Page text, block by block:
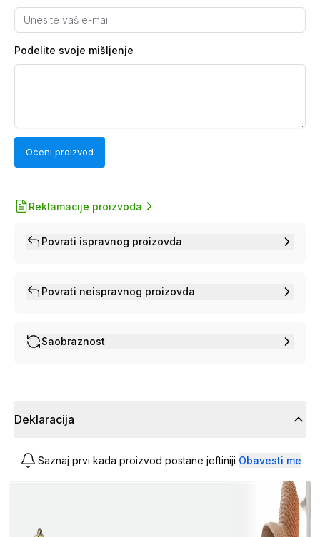
Podelite svoje mišljenje
Oceni proizvod
Reklamacije proizvoda
Povrati ispravnog proizovda
Povrati neispravnog proizovda
Saobraznost
Deklaracija
Saznaj prvi kada proizvod postane jeftiniji Obavesti me